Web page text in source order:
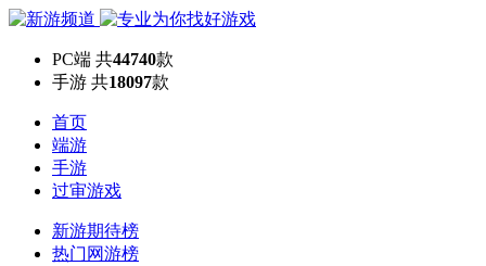
PC端 共44740款
手游 共18097款
首页
端游
手游
过审游戏
新游期待榜
热门网游榜